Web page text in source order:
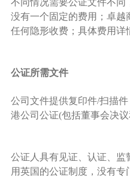
不同情况需要公证文件不
没有一个固定的费用；卓
任何隐形收费；具体费用详
公证所需文件
公司文件提供复印件/扫描
港公司公证(包括董事会决
公证人具有见证、认证、
用英国的公证制度，没有专